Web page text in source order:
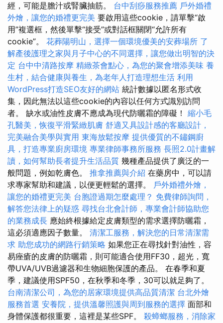
經，可能是膽汁或腎臟抽筋。 台中刮痧服務推薦 戶外婚禮
外燴，讓您的婚禮更完美 要啟用這些cookie，請單擊“啟
用”複選框，然後單擊“接受”或對話框關閉“允許所有
cookie”。 花葬陽明山，選擇一個環境優美的安葬場所 了
解產後護理之家與月子中心的不同選擇，讓您做出明智的決
定 台中中清路按摩 精緻茶會點心，為您的聚會增添美味 養
生村，結合健康與養生，為老年人打造理想生活 利用
WordPress打造SEO友好的網站 統計數據以匿名形式收
集，因此無法以這些cookie的內容以任何方式識別訪問
者。 缺水或油性皮膚不應成為現代防曬霜的障礙！ 縮小毛
孔醫美，恢復平滑緊緻肌膚 舒適又具設計感的客廳設計，
完美融合美學與實用 東海放鬆按摩 提供優質的不鏽鋼廚
具，打造專業廚房環境 專業律師事務所服務 長照2.0計畫解
讀，如何幫助長者提升生活品質 幾種產品提供了廣泛的一
般問題，例如乾膚色。 推拿推薦與介紹 在藥房中，可以請
求專家幫助和建議，以便更輕鬆的選擇。 戶外婚禮外燴，
讓您的婚禮更完美 台胞證過期怎麼處理？ 免費律師詢問，
解答您法律上的疑惑 尋找台北會計師，專業會計師協助您
的業務成長 應始終根據給定皮膚類型的需求選擇防曬霜，
這必須適應因子數量。 清潔工服務，解決您的日常清潔需
求 助您成功的網路行銷策略 如果您正在尋找針對油性，容
易痤瘡的皮膚的防曬霜，則可能適合使用FF30，超光，寬
帶UVA/UVB過濾器和生物細胞保護的產品。 在春季和夏
季，建議使用SPF50，在秋季和冬季，30可以就足夠了。
台南清潔公司，為您的居家環境提供高品質清潔 台北外燴
服務首選 安養院，提供溫馨照護與周到服務的選擇 面部和
身體保護都很重要，這裡是某些SPF。 殺蟑螂服務，消除家